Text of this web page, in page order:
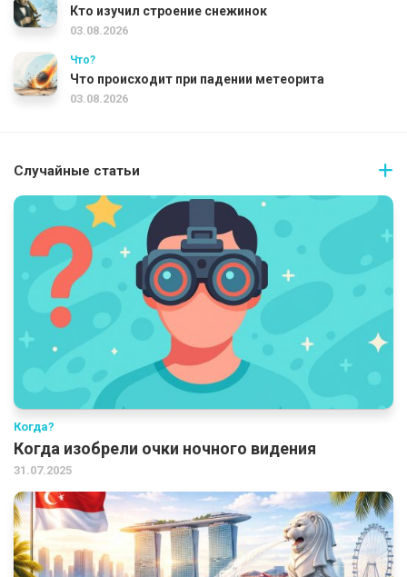
Кто изучил строение снежинок
03.08.2026
Что?
Что происходит при падении метеорита
03.08.2026
Случайные статьи
Когда?
Когда изобрели очки ночного видения
31.07.2025